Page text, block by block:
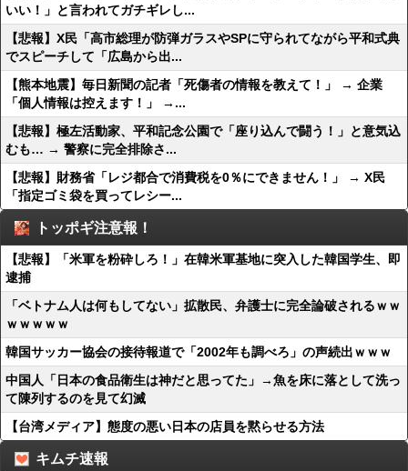
いい！」と言われてガチギレし...
【悲報】X民「高市総理が防弾ガラスやSPに守られてながら平和式典
でスピーチして「広島から出...
【熊本地震】毎日新聞の記者「死傷者の情報を教えて！」 → 企業
「個人情報は控えます！」 →...
【悲報】極左活動家、平和記念公園で「座り込んで闘う！」と意気込
むも… → 警察に完全排除さ...
【悲報】財務省「レジ都合で消費税を0％にできません！」 → X民
「指定ゴミ袋を買ってレシー...
トッポギ注意報！
【悲報】「米軍を粉砕しろ！」在韓米軍基地に突入した韓国学生、即
逮捕
「ベトナム人は何もしてない」拡散民、弁護士に完全論破されるｗｗ
ｗｗｗｗｗ
韓国サッカー協会の接待報道で「2002年も調べろ」の声続出ｗｗｗ
中国人「日本の食品衛生は神だと思ってた」→魚を床に落として洗っ
て陳列するのを見て幻滅
【台湾メディア】態度の悪い日本の店員を黙らせる方法
キムチ速報